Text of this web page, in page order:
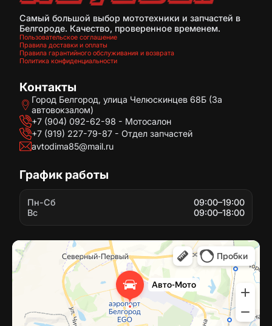
Самый большой выбор мототехники и запчастей в
Белгороде. Качество, проверенное временем.
Пользовательское соглашение
Правила доставки и оплаты
Правила гарантийного обслуживания и возврата
Политика конфиденциальности
Контакты
Город Белгород, улица Челюскинцев 68Б (За
автовокзалом)
+7 (904) 092-62-98 - Мотосалон
+7 (919) 227-79-87 - Отдел запчастей
avtodima85@mail.ru
График работы
Пн-Сб
09:00–19:00
Вс
09:00–18:00